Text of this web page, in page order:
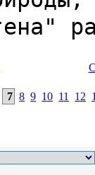
7 8 9 10 11 12